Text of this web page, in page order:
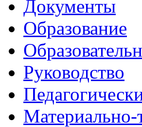
Документы
Образование
Руководство
Материально-